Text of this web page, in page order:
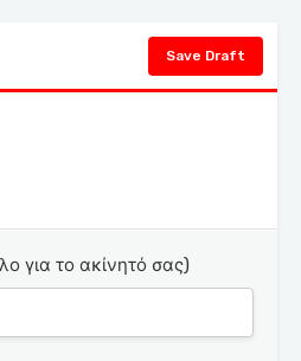
Save Draft
για το ακίνητό σας)